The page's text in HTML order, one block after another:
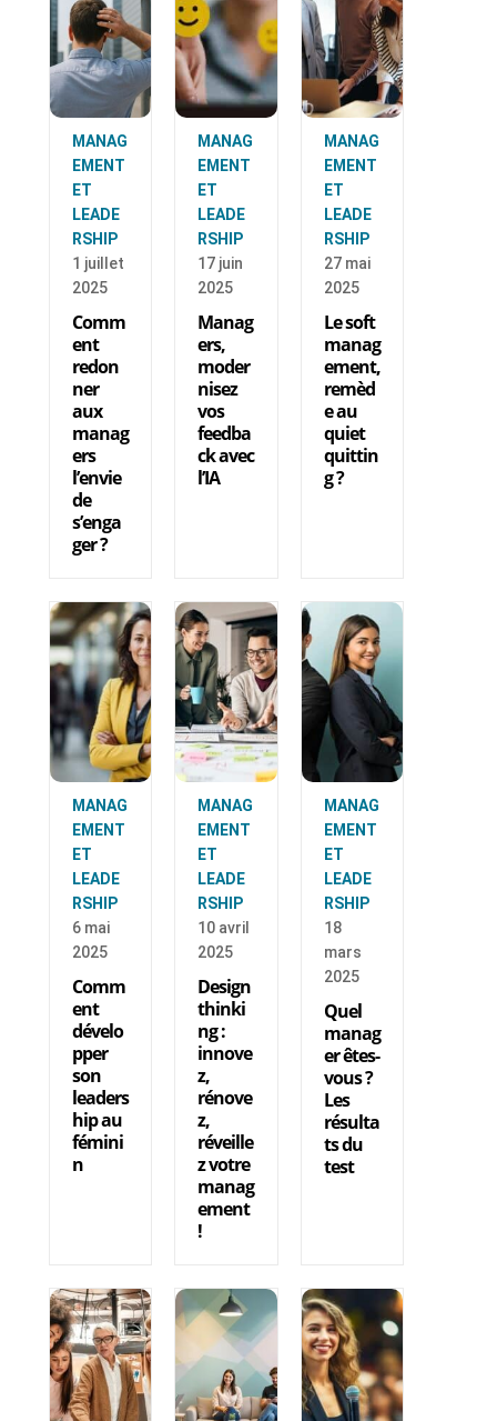
MANAG
EMENT
ET
LEADE
RSHIP
1 juillet
2025
Comm
ent
redon
ner
aux
manag
ers
l’envie
de
s’enga
ger ?
MANAG
EMENT
ET
LEADE
RSHIP
17 juin
2025
Manag
ers,
moder
nisez
vos
feedba
ck avec
l’IA
MANAG
EMENT
ET
LEADE
RSHIP
27 mai
2025
Le soft
manag
ement,
remèd
e au
quiet
quittin
g ?
MANAG
EMENT
ET
LEADE
RSHIP
6 mai
2025
Comm
ent
dévelo
pper
son
leaders
hip au
fémini
n
MANAG
EMENT
ET
LEADE
RSHIP
10 avril
2025
Design
thinki
ng :
innove
z,
rénove
z,
réveille
z votre
manag
ement
!
MANAG
EMENT
ET
LEADE
RSHIP
18
mars
2025
Quel
manag
er êtes-
vous ?
Les
résulta
ts du
test